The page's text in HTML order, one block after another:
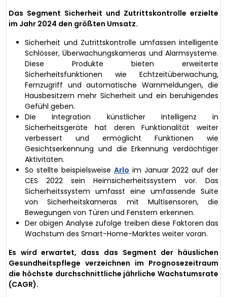
Das Segment Sicherheit und Zutrittskontrolle erzielte
im Jahr 2024 den größten Umsatz.
Sicherheit und Zutrittskontrolle umfassen intelligente
Schlösser, Überwachungskameras und Alarmsysteme.
Diese Produkte bieten erweiterte
Sicherheitsfunktionen wie Echtzeitüberwachung,
Fernzugriff und automatische Warnmeldungen, die
Hausbesitzern mehr Sicherheit und ein beruhigendes
Gefühl geben.
Die Integration künstlicher Intelligenz in
Sicherheitsgeräte hat deren Funktionalität weiter
verbessert und ermöglicht Funktionen wie
Gesichtserkennung und die Erkennung verdächtiger
Aktivitäten.
So stellte beispielsweise Arlo im Januar 2022 auf der
CES 2022 sein Heimsicherheitssystem vor. Das
Sicherheitssystem umfasst eine umfassende Suite
von Sicherheitskameras mit Multisensoren, die
Bewegungen von Türen und Fenstern erkennen.
Der obigen Analyse zufolge treiben diese Faktoren das
Wachstum des Smart-Home-Marktes weiter voran.
Es wird erwartet, dass das Segment der häuslichen
Gesundheitspflege verzeichnen im Prognosezeitraum
die höchste durchschnittliche jährliche Wachstumsrate
(CAGR).